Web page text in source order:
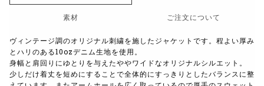
素材 ご注文について
ヴィンテージ調のオリジナル刺繍を施したジャケットです。程よい厚み
とハリのある10ozデニム生地を使用。
身幅と肩回りにゆとりを与えたややワイドなオリジナルシルエット。
少しだけ着丈を短めにすることで全体的にすっきりとしたバランスに整